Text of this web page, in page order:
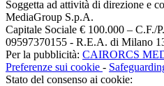
Soggetta ad attività di direzione e
MediaGroup S.p.A.
Capitale Sociale € 100.000 – C.F./
09597370155 - R.E.A. di Milano
Per la pubblicità: CAIRORCS
Preferenze sui cookie -
Stato del consenso ai cookie: